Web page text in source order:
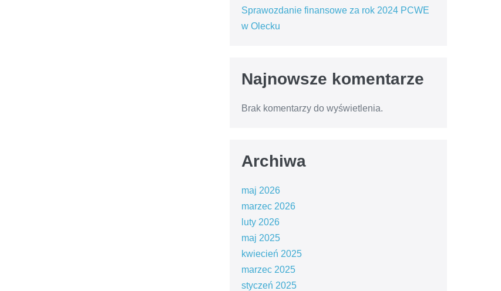
Sprawozdanie finansowe za rok 2024 PCWE
w Olecku
Najnowsze komentarze
Brak komentarzy do wyświetlenia.
Archiwa
maj 2026
marzec 2026
luty 2026
maj 2025
kwiecień 2025
marzec 2025
styczeń 2025